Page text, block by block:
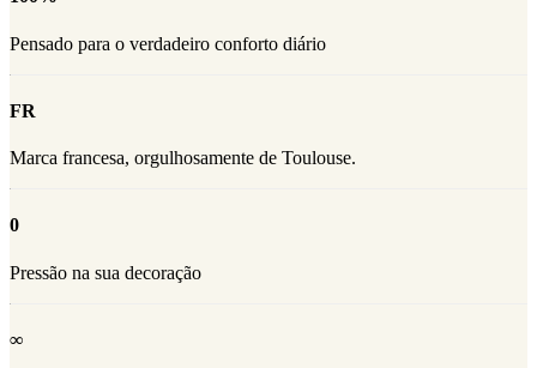
Pensado para o verdadeiro conforto diário
FR
Marca francesa, orgulhosamente de Toulouse.
0
Pressão na sua decoração
∞